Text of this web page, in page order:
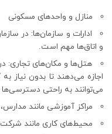
منازل و واحدهای مسکونی
ادارات و سازمان‌ها: در
و اتاق‌ها مهم است.
هتل‌ها و مکان‌های تجاری:
اجازه می‌دهند تا بدون نیاز
می‌توانند به راحتی دسترسی‌ها
مراکز آموزشی مانند
محیط‌های کاری مانند